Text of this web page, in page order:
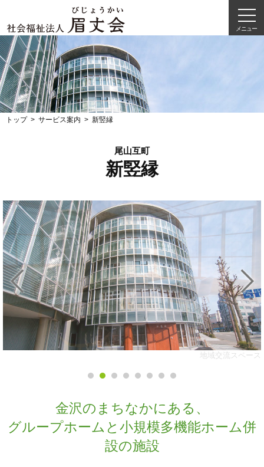
メニュー
トップ サービス案内 新竪縁
尾山互町
新竪縁
地域交流スペース
金沢のまちなかにある、
グループホームと小規模多機能ホーム併
設の施設